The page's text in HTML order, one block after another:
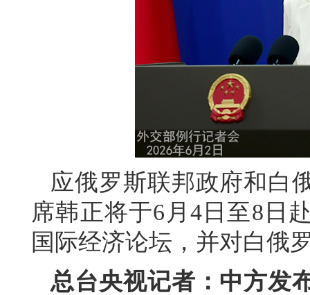
应俄罗斯联邦政府和白
席韩正将于6月4日至8日
国际经济论坛，并对白俄
总台央视记者：中方发